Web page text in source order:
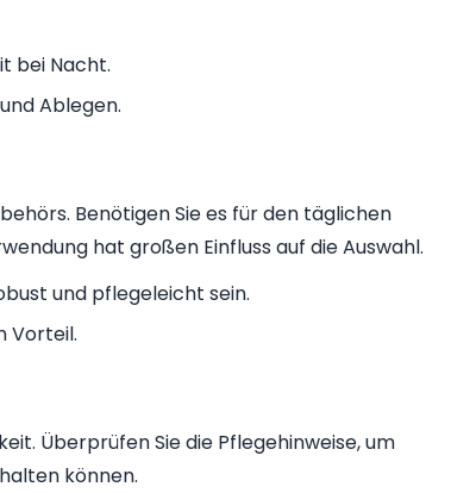
bei Nacht.
Ablegen.
Benötigen Sie es für den täglichen
hat großen Einfluss auf die Auswahl.
und pflegeleicht sein.
Vorteil.
Überprüfen Sie die Pflegehinweise, um
können.